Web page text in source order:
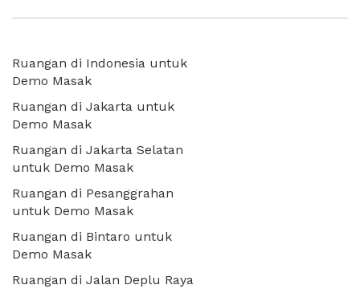
Ruangan di Indonesia untuk
Demo Masak
Ruangan di Jakarta untuk
Demo Masak
Ruangan di Jakarta Selatan
untuk Demo Masak
Ruangan di Pesanggrahan
untuk Demo Masak
Ruangan di Bintaro untuk
Demo Masak
Ruangan di Jalan Deplu Raya